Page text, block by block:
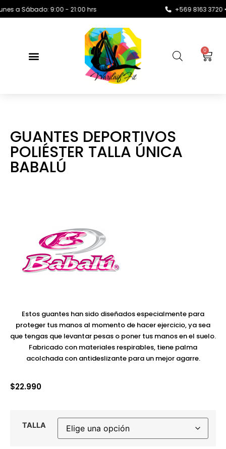
Sábado: 9:00 - 21:00 hrs +569 8163 3720 •
0
GUANTES DEPORTIVOS
POLIÉSTER TALLA ÚNICA
BABALÚ
Estos guantes han sido diseñados especialmente para
proteger tus manos al momento de hacer ejercicio, ya sea
que tengas que levantar pesas o poner tus manos en el suelo.
Fabricado con materiales respirables, tiene palma
acolchada con antideslizante para un mejor agarre.
$22.990
TALLA